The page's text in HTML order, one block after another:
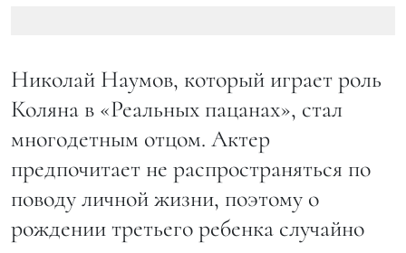
Николай Наумов, который играет роль
Коляна в «Реальных пацанах», стал
многодетным отцом. Актер
предпочитает не распространяться по
поводу личной жизни, поэтому о
рождении третьего ребенка случайно